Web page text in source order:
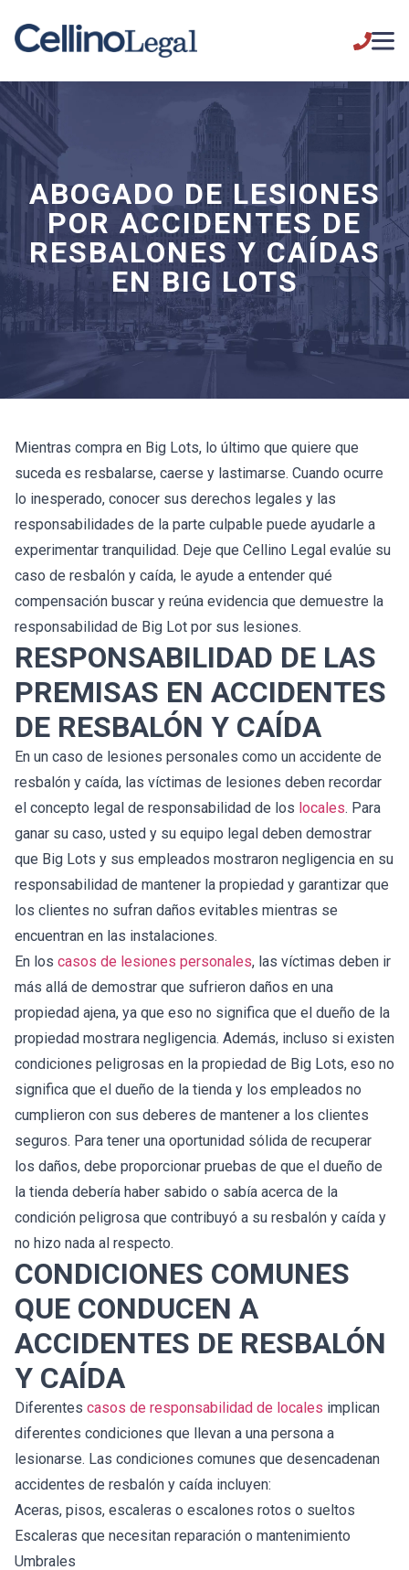
ABOGADO DE LESIONES
POR ACCIDENTES DE
RESBALONES Y CAÍDAS
EN BIG LOTS
Mientras compra en Big Lots, lo último que quiere que
suceda es resbalarse, caerse y lastimarse. Cuando ocurre
lo inesperado, conocer sus derechos legales y las
responsabilidades de la parte culpable puede ayudarle a
experimentar tranquilidad. Deje que Cellino Legal evalúe su
caso de resbalón y caída, le ayude a entender qué
compensación buscar y reúna evidencia que demuestre la
responsabilidad de Big Lot por sus lesiones.
RESPONSABILIDAD DE LAS
PREMISAS EN ACCIDENTES
DE RESBALÓN Y CAÍDA
En un caso de lesiones personales como un accidente de
resbalón y caída, las víctimas de lesiones deben recordar
el concepto legal de responsabilidad de los locales. Para
ganar su caso, usted y su equipo legal deben demostrar
que Big Lots y sus empleados mostraron negligencia en su
responsabilidad de mantener la propiedad y garantizar que
los clientes no sufran daños evitables mientras se
encuentran en las instalaciones.
En los casos de lesiones personales, las víctimas deben ir
más allá de demostrar que sufrieron daños en una
propiedad ajena, ya que eso no significa que el dueño de la
propiedad mostrara negligencia. Además, incluso si existen
condiciones peligrosas en la propiedad de Big Lots, eso no
significa que el dueño de la tienda y los empleados no
cumplieron con sus deberes de mantener a los clientes
seguros. Para tener una oportunidad sólida de recuperar
los daños, debe proporcionar pruebas de que el dueño de
la tienda debería haber sabido o sabía acerca de la
condición peligrosa que contribuyó a su resbalón y caída y
no hizo nada al respecto.
CONDICIONES COMUNES
QUE CONDUCEN A
ACCIDENTES DE RESBALÓN
Y CAÍDA
Diferentes casos de responsabilidad de locales implican
diferentes condiciones que llevan a una persona a
lesionarse. Las condiciones comunes que desencadenan
accidentes de resbalón y caída incluyen:
Aceras, pisos, escaleras o escalones rotos o sueltos
Escaleras que necesitan reparación o mantenimiento
Umbrales